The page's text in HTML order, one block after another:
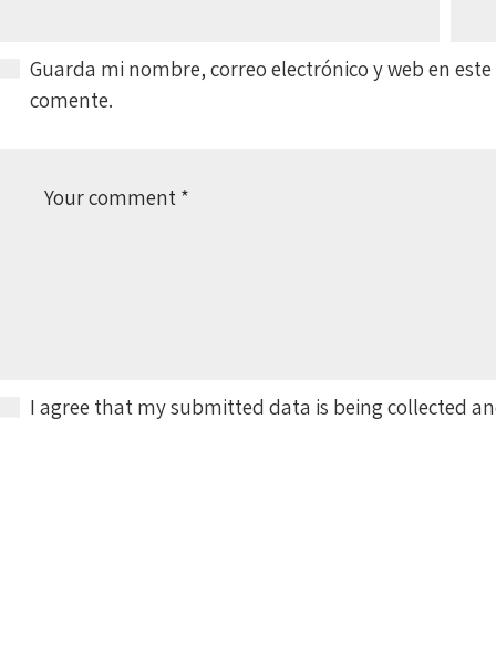
Guarda mi nombre, correo electrónico y web en
comente.
I agree that my submitted data is being collected